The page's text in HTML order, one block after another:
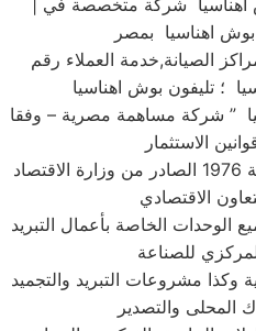
اهناسيا بمصر
الصيانة,خدمة العملاء رقم
” شركة مساهمة مصرية – وفقا
بموجب القرار رقم 125 لسنة 1976 الصادر من وزارة الاقتصاد
الخاصة بأعمال التبريد
للصناعة
وكذا مشروعات التبريد والتجميد
المحلى والتصدير